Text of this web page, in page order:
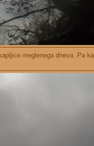
meglenega dneva. Pa